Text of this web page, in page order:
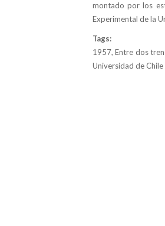
montado por los
Experimental de la
Tags:
1957, Entre dos
Universidad de Chile